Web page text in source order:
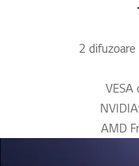
2
VESA
AMD